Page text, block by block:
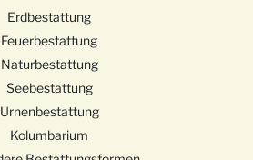
Erdbestattung
Feuerbestattung
Naturbestattung
Seebestattung
Urnenbestattung
Kolumbarium